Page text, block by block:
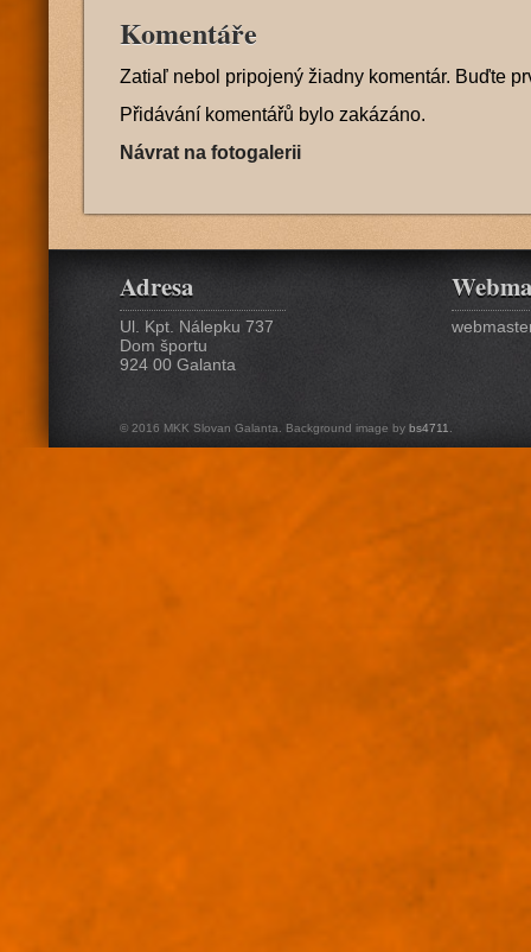
Komentáře
Zatiaľ nebol pripojený žiadny komentár. Buďte
Přidávání komentářů bylo zakázáno.
Návrat na fotogalerii
Adresa
Ul. Kpt. Nálepku 737
Dom športu
924 00 Galanta
© 2016 MKK Slovan Galanta. Background image by bs4711